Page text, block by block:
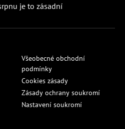
je to zásadní
Všeobecné obchodní
podmínky
Cookies zásady
Zásady ochrany soukromí
Nastavení soukromí